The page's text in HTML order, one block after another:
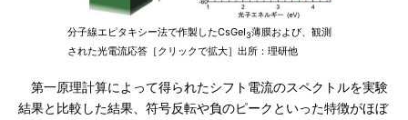
分子線エピタキシー法で作製したCsGeI3薄膜および、観測
された光電流応答［クリックで拡大］出所：理研他
第一原理計算によって得られたシフト電流のスペクトルを実験
結果と比較した結果、符号反転や負のピークといった特徴がほぼ